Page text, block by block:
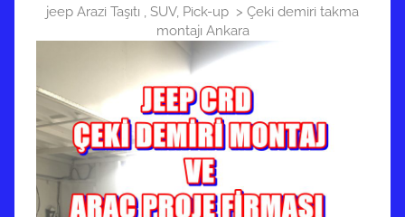
jeep Arazi Taşıtı , SUV, Pick-up > Çeki demiri takma
montajı Ankara